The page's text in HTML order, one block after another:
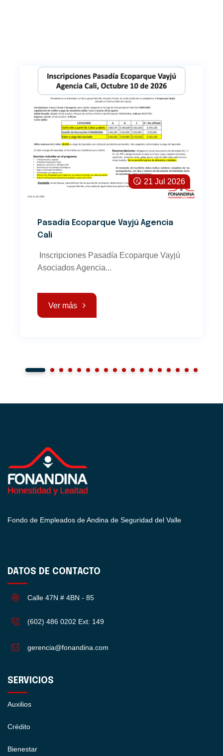
21 Jul 2026
Pasadía Ecoparque Vayjú Agencia
Cali
Inscripciones Pasadía Ecoparque Vayjú
Asociados Agencia...
Ver más
1 2 3 4 5 6 7 8 9 10 11 12 13 14 15 16 17 18
Fondo de Empleados de Andina de Seguridad del Valle
DATOS DE CONTACTO
Calle 47N # 4BN - 85
(602) 486 0202 Ext: 149
gerencia@fonandina.com
SERVICIOS
Auxilios
Crédito
Bienestar